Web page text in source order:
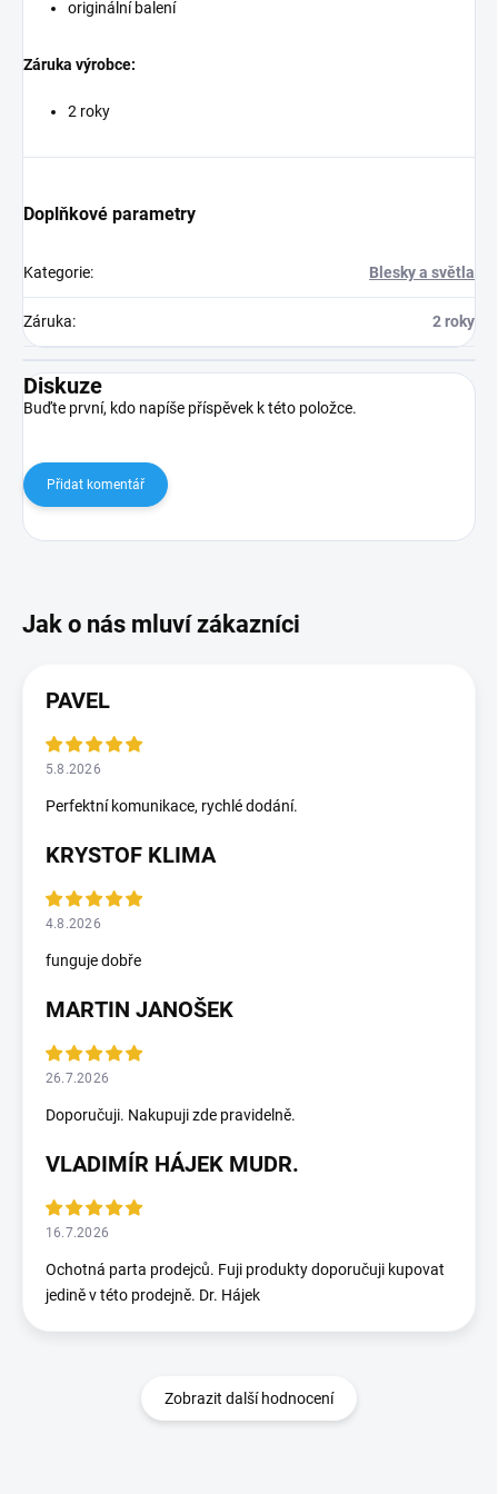
originální balení
Záruka výrobce:
2 roky
Doplňkové parametry
Kategorie: Blesky a světla
Záruka: 2 roky
Diskuze
Buďte první, kdo napíše příspěvek k této položce.
Přidat komentář
PAVEL
5.8.2026
Perfektní komunikace, rychlé dodání.
KRYSTOF KLIMA
4.8.2026
funguje dobře
MARTIN JANOŠEK
26.7.2026
Doporučuji. Nakupuji zde pravidelně.
VLADIMÍR HÁJEK MUDR.
16.7.2026
Ochotná parta prodejců. Fuji produkty doporučuji kupovat
jedině v této prodejně. Dr. Hájek
Zobrazit další hodnocení